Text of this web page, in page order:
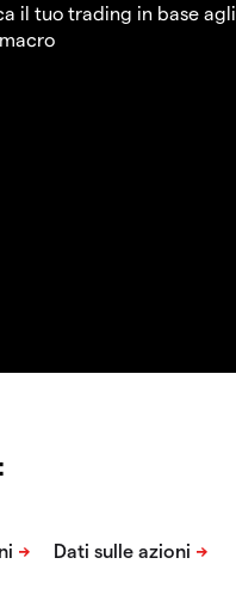
il tuo trading in base agli